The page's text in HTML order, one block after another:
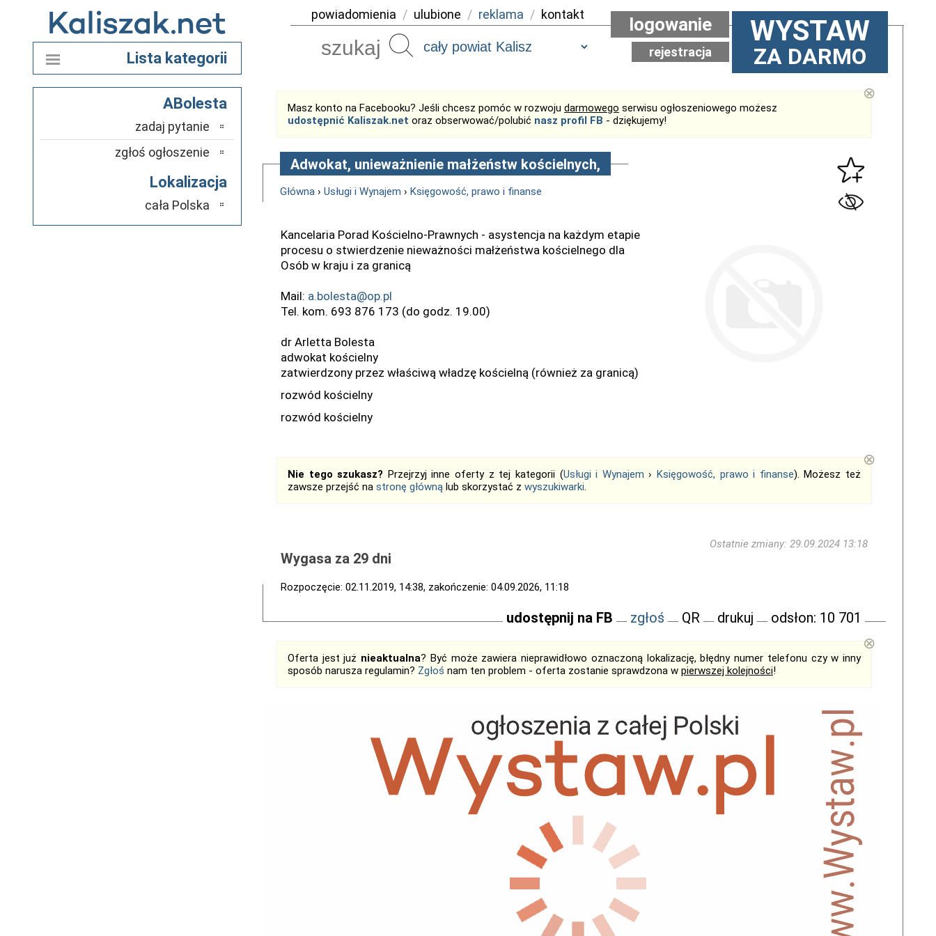
powiadomienia / ulubione / reklama / kontakt
Szukaj WYSTAW
ZA DARMO
logowanie
rejestracja
Masz konto na Facebooku? Jeśli chcesz pomóc w rozwoju darmowego serwisu ogłoszeniowego możesz
udostępnić Kaliszak.net oraz obserwować/polubić nasz profil FB - dziękujemy!
⊗
Adwokat, unieważnienie małżeństw kościelnych,
Główna › Usługi i Wynajem › Księgowość, prawo i finanse
Kancelaria Porad Kościelno-Prawnych - asystencja na każdym etapie
procesu o stwierdzenie nieważności małżeństwa kościelnego dla
Osób w kraju i za granicą
Mail: a.bolesta@op.pl
Tel. kom. 693 876 173 (do godz. 19.00)
dr Arletta Bolesta
adwokat kościelny
zatwierdzony przez właściwą władzę kościelną (również za granicą)
rozwód kościelny
rozwód kościelny
Nie tego szukasz? Przejrzyj inne oferty z tej kategorii (Usługi i Wynajem › Księgowość, prawo i finanse). Możesz też
zawsze przejść na stronę główną lub skorzystać z wyszukiwarki.
⊗
Ostatnie zmiany: 29.09.2024 13:18
Wygasa za 29 dni
Rozpoczęcie: 02.11.2019, 14:38, zakończenie: 04.09.2026, 11:18
udostępnij na FB zgłoś QR drukuj odsłon: 10 701
Oferta jest już nieaktualna? Być może zawiera nieprawidłowo oznaczoną lokalizację, błędny numer telefonu czy w inny
sposób narusza regulamin? Zgłoś nam ten problem - oferta zostanie sprawdzona w pierwszej kolejności!
⊗
Lista kategorii
ABolesta
zadaj pytanie
zgłoś ogłoszenie
Lokalizacja
cała Polska